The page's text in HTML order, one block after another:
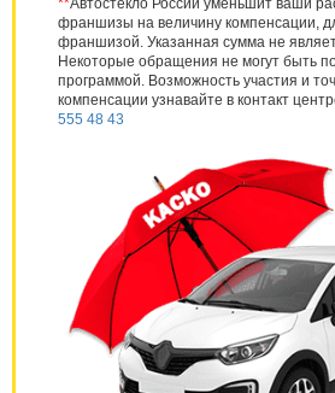
**Автостекло России уменьшит ваши
франшизы на величину компенсации,
франшизой. Указанная сумма не
Некоторые обращения не могут быть
программой. Возможность участия и
компенсации узнавайте в контакт
555 48 43